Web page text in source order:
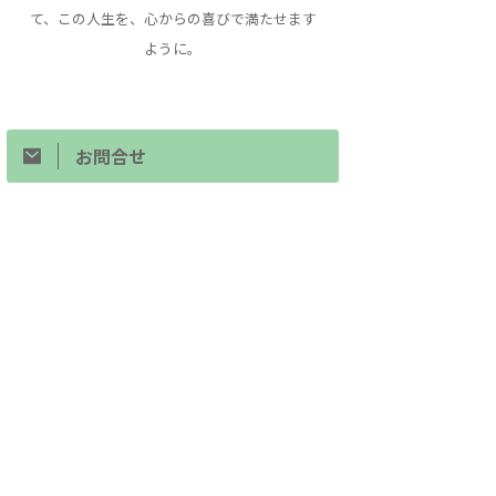
て、この人生を、心からの喜びで満たせます
ように。
お問合せ